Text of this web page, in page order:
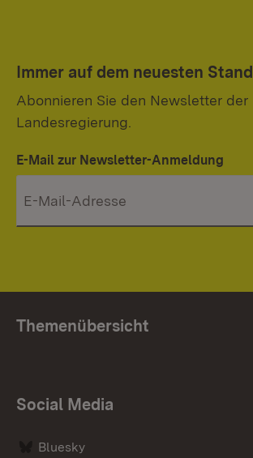
Immer auf dem neuesten Stand
Abonnieren Sie den Newsletter der
Landesregierung.
E-Mail zur Newsletter-Anmeldung
Themenübersicht
Social Media
Bluesky